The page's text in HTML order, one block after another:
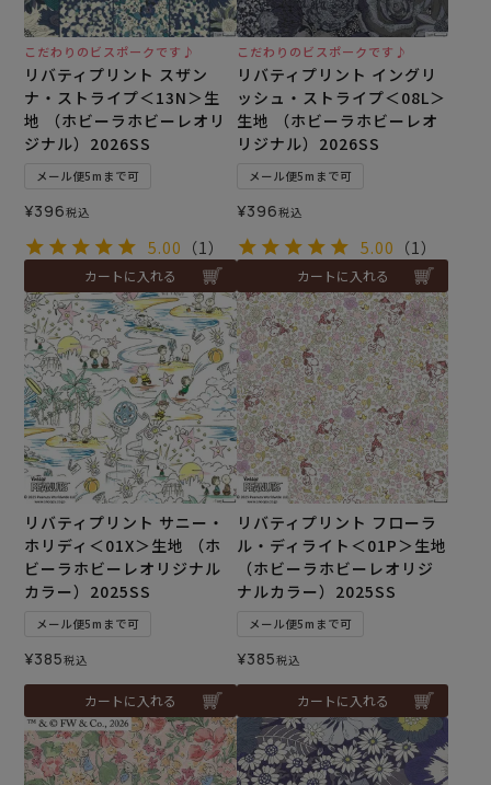
こだわりのビスポークです♪
リバティプリント スザン
ナ・ストライプ＜13N＞生
地 （ホビーラホビーレオリ
ジナル）2026SS
メール便5mまで可
¥396税込
5.00 （1）
カートに入れる
こだわりのビスポークです♪
リバティプリント イングリ
ッシュ・ストライプ＜08L＞
生地 （ホビーラホビーレオ
リジナル）2026SS
メール便5mまで可
¥396税込
5.00 （1）
カートに入れる
リバティプリント サニー・
ホリディ＜01X＞生地 （ホ
ビーラホビーレオリジナル
カラー）2025SS
メール便5mまで可
¥385税込
カートに入れる
リバティプリント フローラ
ル・ディライト＜01P＞生地
（ホビーラホビーレオリジ
ナルカラー）2025SS
メール便5mまで可
¥385税込
カートに入れる